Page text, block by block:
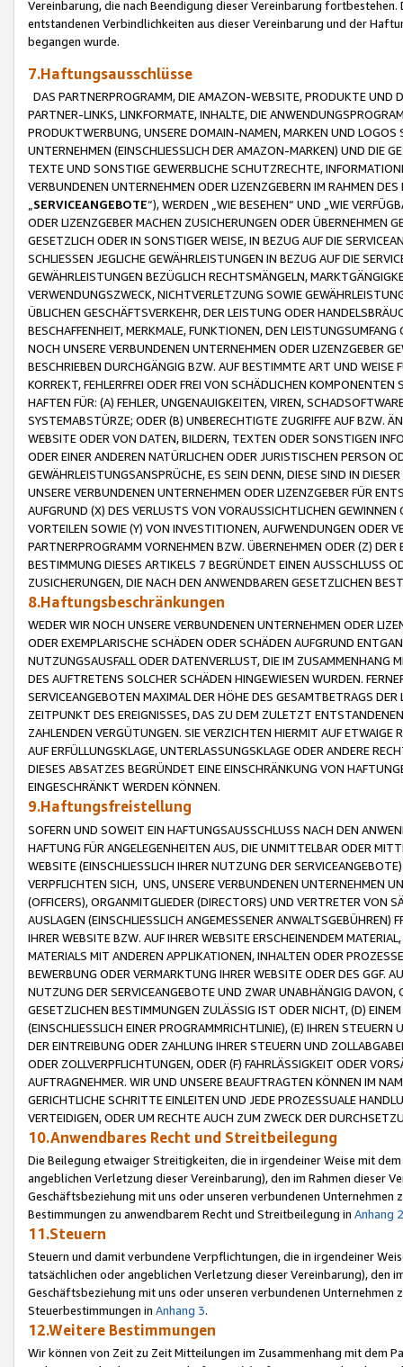
Vereinbarung, die nach Beendigung dieser Vereinbarung
entstandenen Verbindlichkeiten aus dieser Vereinbarung und der
begangen wurde.
7.Haftungsausschlüsse
DAS PARTNERPROGRAMM, DIE AMAZON-WEBSITE, PRODUKTE UND
PARTNER-LINKS, LINKFORMATE, INHALTE, DIE
PRODUKTWERBUNG, UNSERE DOMAIN-NAMEN, MARKEN UND
UNTERNEHMEN (EINSCHLIESSLICH DER AMAZON-MARKEN) UND DIE
TEXTE UND SONSTIGE GEWERBLICHE SCHUTZRECHTE,
VERBUNDENEN UNTERNEHMEN ODER LIZENZGEBERN IM RAHMEN
SERVICEANGEBOTE“), WERDEN „WIE BESEHEN“ UND „WIE
ODER LIZENZGEBER MACHEN ZUSICHERUNGEN ODER ÜBERNEHMEN
GESETZLICH ODER IN SONSTIGER WEISE, IN BEZUG AUF DIE
SCHLIESSEN JEGLICHE GEWÄHRLEISTUNGEN IN BEZUG AUF DIE
GEWÄHRLEISTUNGEN BEZÜGLICH RECHTSMÄNGELN,
VERWENDUNGSZWECK, NICHTVERLETZUNG SOWIE
ÜBLICHEN GESCHÄFTSVERKEHR, DER LEISTUNG ODER
BESCHAFFENHEIT, MERKMALE, FUNKTIONEN, DEN
NOCH UNSERE VERBUNDENEN UNTERNEHMEN ODER LIZENZGEBER
BESCHRIEBEN DURCHGÄNGIG BZW. AUF BESTIMMTE ART UND
KORREKT, FEHLERFREI ODER FREI VON SCHÄDLICHEN
HAFTEN FÜR: (A) FEHLER, UNGENAUIGKEITEN, VIREN,
SYSTEMABSTÜRZE; ODER (B) UNBERECHTIGTE ZUGRIFFE AUF BZW.
WEBSITE ODER VON DATEN, BILDERN, TEXTEN ODER SONSTIGEN
ODER EINER ANDEREN NATÜRLICHEN ODER JURISTISCHEN PERSON
GEWÄHRLEISTUNGSANSPRÜCHE, ES SEIN DENN, DIESE SIND IN
UNSERE VERBUNDENEN UNTERNEHMEN ODER LIZENZGEBER FÜR
AUFGRUND (X) DES VERLUSTS VON VORAUSSICHTLICHEN
VORTEILEN SOWIE (Y) VON INVESTITIONEN, AUFWENDUNGEN ODER
PARTNERPROGRAMM VORNEHMEN BZW. ÜBERNEHMEN ODER (Z)
BESTIMMUNG DIESES ARTIKELS 7 BEGRÜNDET EINEN AUSSCHLUSS
ZUSICHERUNGEN, DIE NACH DEN ANWENDBAREN GESETZLICHEN
8.Haftungsbeschränkungen
WEDER WIR NOCH UNSERE VERBUNDENEN UNTERNEHMEN ODER
ODER EXEMPLARISCHE SCHÄDEN ODER SCHÄDEN AUFGRUND
NUTZUNGSAUSFALL ODER DATENVERLUST, DIE IM ZUSAMMENHANG
DES AUFTRETENS SOLCHER SCHÄDEN HINGEWIESEN WURDEN.
SERVICEANGEBOTEN MAXIMAL DER HÖHE DES GESAMTBETRAGS
ZEITPUNKT DES EREIGNISSES, DAS ZU DEM ZULETZT
ZAHLENDEN VERGÜTUNGEN. SIE VERZICHTEN HIERMIT AUF
AUF ERFÜLLUNGSKLAGE, UNTERLASSUNGSKLAGE ODER ANDERE
DIESES ABSATZES BEGRÜNDET EINE EINSCHRÄNKUNG VON
EINGESCHRÄNKT WERDEN KÖNNEN.
9.Haftungsfreistellung
SOFERN UND SOWEIT EIN HAFTUNGSAUSSCHLUSS NACH DEN
HAFTUNG FÜR ANGELEGENHEITEN AUS, DIE UNMITTELBAR ODER
WEBSITE (EINSCHLIESSLICH IHRER NUTZUNG DER
VERPFLICHTEN SICH, UNS, UNSERE VERBUNDENEN UNTERNEHMEN
(OFFICERS), ORGANMITGLIEDER (DIRECTORS) UND VERTRETER VON
AUSLAGEN (EINSCHLIESSLICH ANGEMESSENER
IHRER WEBSITE BZW. AUF IHRER WEBSITE ERSCHEINENDEM
MATERIALS MIT ANDEREN APPLIKATIONEN, INHALTEN ODER
BEWERBUNG ODER VERMARKTUNG IHRER WEBSITE ODER DES GGF.
NUTZUNG DER SERVICEANGEBOTE UND ZWAR UNABHÄNGIG
GESETZLICHEN BESTIMMUNGEN ZULÄSSIG IST ODER NICHT, (D)
(EINSCHLIESSLICH EINER PROGRAMMRICHTLINIE), (E) IHREN
DER EINTREIBUNG ODER ZAHLUNG IHRER STEUERN UND
ODER ZOLLVERPFLICHTUNGEN, ODER (F) FAHRLÄSSIGKEIT ODER
AUFTRAGNEHMER. WIR UND UNSERE BEAUFTRAGTEN KÖNNEN IM
GERICHTLICHE SCHRITTE EINLEITEN UND JEDE PROZESSUALE
VERTEIDIGEN, ODER UM RECHTE AUCH ZUM ZWECK DER
10.Anwendbares Recht und Streitbeilegung
Die Beilegung etwaiger Streitigkeiten, die in irgendeiner Weise mit
angeblichen Verletzung dieser Vereinbarung), den im Rahmen dieser
Geschäftsbeziehung mit uns oder unseren verbundenen
Bestimmungen zu anwendbarem Recht und Streitbeilegung in Anhang 2
11.Steuern
Steuern und damit verbundene Verpflichtungen, die in irgendeiner
tatsächlichen oder angeblichen Verletzung dieser Vereinbarung), den
Geschäftsbeziehung mit uns oder unseren verbundenen
Steuerbestimmungen in Anhang 3.
12.Weitere Bestimmungen
Wir können von Zeit zu Zeit Mitteilungen im Zusammenhang mit dem